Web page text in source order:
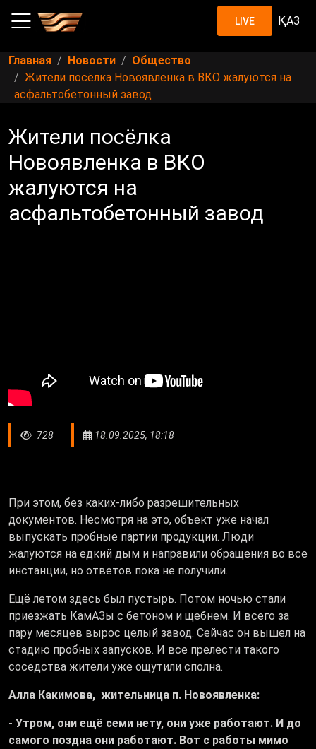
LIVE ҚАЗ
Главная Новости
Общество
Жители посёлка Новоявленка в ВКО жалуются на
асфальтобетонный завод
Жители посёлка
Новоявленка в ВКО
жалуются на
асфальтобетонный завод
728 18.09.2025, 18:18
При этом, без каких-либо разрешительных
документов. Несмотря на это, объект уже начал
выпускать пробные партии продукции. Люди
жалуются на едкий дым и направили обращения во все
инстанции, но ответов пока не получили.
Ещё летом здесь был пустырь. Потом ночью стали
приезжать КамАЗы с бетоном и щебнем. И всего за
пару месяцев вырос целый завод. Сейчас он вышел на
стадию пробных запусков. И все прелести такого
соседства жители уже ощутили сполна.
Алла Какимова, жительница п. Новоявленка:
- Утром, они ещё семи нету, они уже работают. И до
самого поздна они работают. Вот с работы мимо